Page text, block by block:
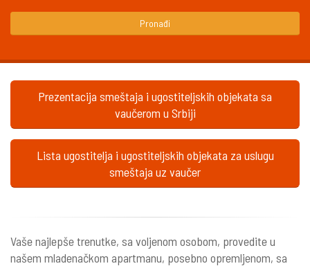
Pronađi
Prezentacija smeštaja i ugostiteljskih objekata sa
vaučerom u Srbiji
Lista ugostitelja i ugostiteljskih objekata za uslugu
smeštaja uz vaučer
Vaše najlepše trenutke, sa voljenom osobom, provedite u
našem mladenačkom apartmanu, posebno opremljenom, sa